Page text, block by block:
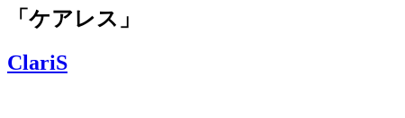
「ケアレス」
ClariS